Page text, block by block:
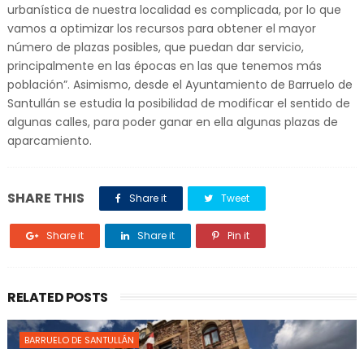
urbanística de nuestra localidad es complicada, por lo que
vamos a optimizar los recursos para obtener el mayor
número de plazas posibles, que puedan dar servicio,
principalmente en las épocas en las que tenemos más
población”. Asimismo, desde el Ayuntamiento de Barruelo de
Santullán se estudia la posibilidad de modificar el sentido de
algunas calles, para poder ganar en ella algunas plazas de
aparcamiento.
SHARE THIS Share it Tweet
Share it Share it Pin it
RELATED POSTS
BARRUELO DE SANTULLÁN